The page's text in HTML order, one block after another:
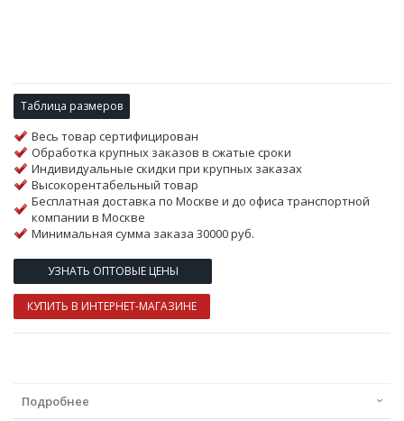
Таблица размеров
Весь товар сертифицирован
Обработка крупных заказов в сжатые сроки
Индивидуальные скидки при крупных заказах
Высокорентабельный товар
Бесплатная доставка по Москве и до офиса транспортной
компании в Москве
Минимальная сумма заказа 30000 руб.
УЗНАТЬ ОПТОВЫЕ ЦЕНЫ
КУПИТЬ В ИНТЕРНЕТ-МАГАЗИНЕ
Подробнее